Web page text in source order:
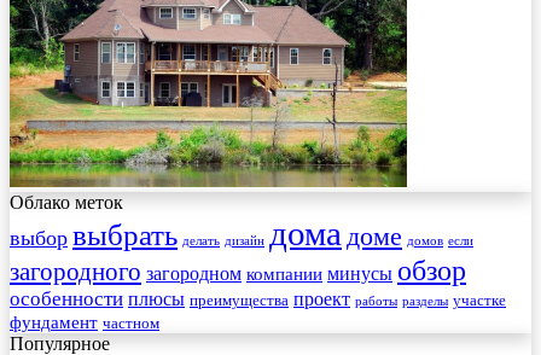
Облако меток
выбор выбрать делать дизайн дома доме домов если
загородного загородном компании минусы обзор
особенности плюсы преимущества проект работы разделы участке
фундамент частном
Популярное